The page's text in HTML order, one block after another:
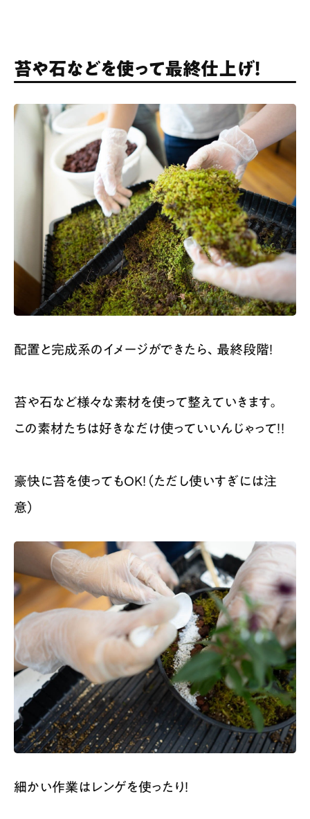
苔や石などを使って最終仕上げ！
配置と完成系のイメージができたら、最終段階！
苔や石など様々な素材を使って整えていきます。
この素材たちは好きなだけ使っていいんじゃって！！
豪快に苔を使ってもOK！（ただし使いすぎには注
意）
細かい作業はレンゲを使ったり！